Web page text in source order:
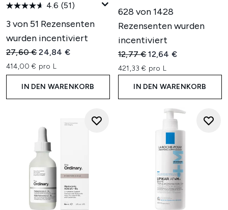
4.6 (51)
3 von 51 Rezensenten
wurden incentiviert
Unverbindliche Preisempfehlung:
27,60 €Aktueller Preis:
24,84 €
414,00 € pro L
IN DEN WARENKORB
628 von 1428
Rezensenten wurden
incentiviert
Unverbindliche
12,77 €Aktueller Preis:
12,64 €
421,33 € pro L
IN DEN WARENKORB